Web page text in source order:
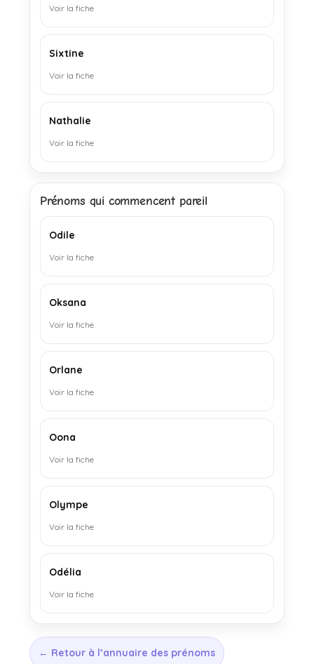
Voir la fiche
Sixtine
Voir la fiche
Nathalie
Voir la fiche
Prénoms qui commencent pareil
Odile
Voir la fiche
Oksana
Voir la fiche
Orlane
Voir la fiche
Oona
Voir la fiche
Olympe
Voir la fiche
Odélia
Voir la fiche
← Retour à l’annuaire des prénoms